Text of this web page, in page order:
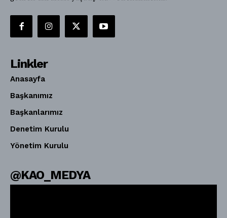
Linkler
Anasayfa
Başkanımız
Başkanlarımız
Denetim Kurulu
Yönetim Kurulu
@KAO_MEDYA